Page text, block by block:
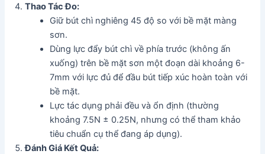
Thao Tác Đo:
Giữ bút chì nghiêng 45 độ so với bề mặt màng
sơn.
Dùng lực đẩy bút chì về phía trước (không ấn
xuống) trên bề mặt sơn một đoạn dài khoảng 6-
7mm với lực đủ để đầu bút tiếp xúc hoàn toàn với
bề mặt.
Lực tác dụng phải đều và ổn định (thường
khoảng 7.5N ± 0.25N, nhưng có thể tham khảo
tiêu chuẩn cụ thể đang áp dụng).
Đánh Giá Kết Quả: